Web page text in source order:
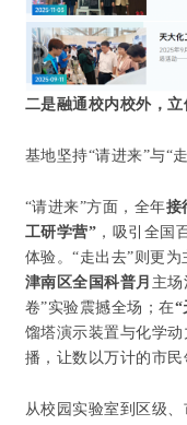
二是融通校内校外，立
基地坚持“请进来”与“
“请进来”方面，全年接
工研学营” ，吸引全国
体验。“走出去”则更
津南区全国科普月 主场
卷”实验震撼全场；在“
馏塔演示装置与化学
播，让数以万计的市民
从校园实验室到区级